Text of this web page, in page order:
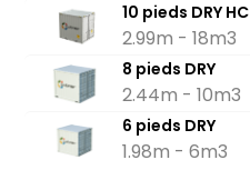
10 pieds DRY HC
2.99m - 18m3
8 pieds DRY
2.44m - 10m3
6 pieds DRY
1.98m - 6m3